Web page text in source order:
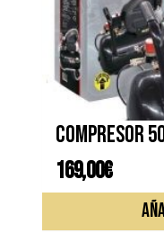
Compresor
169,00€